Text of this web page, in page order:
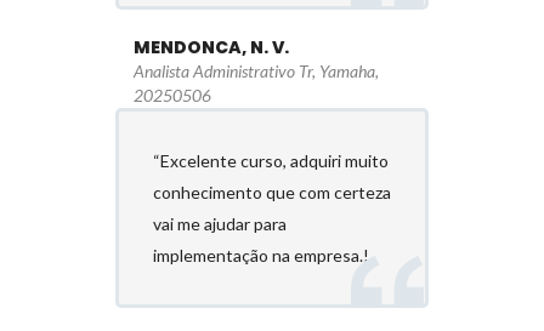
MENDONCA, N. V.
Analista Administrativo Tr, Yamaha,
20250506
“Excelente curso, adquiri muito
conhecimento que com certeza
vai me ajudar para
implementação na empresa.!